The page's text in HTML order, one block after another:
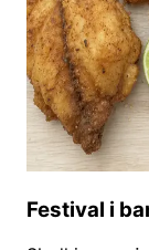
Festival i